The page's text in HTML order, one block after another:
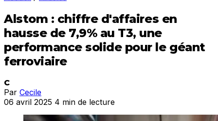
Alstom : chiffre d'affaires en
hausse de 7,9% au T3, une
performance solide pour le géant
ferroviaire
C
Par Cecile
06 avril 2025 4 min de lecture